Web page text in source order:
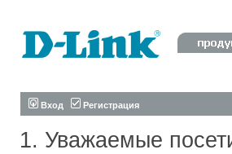
Вход Регистрация
Уважаемые